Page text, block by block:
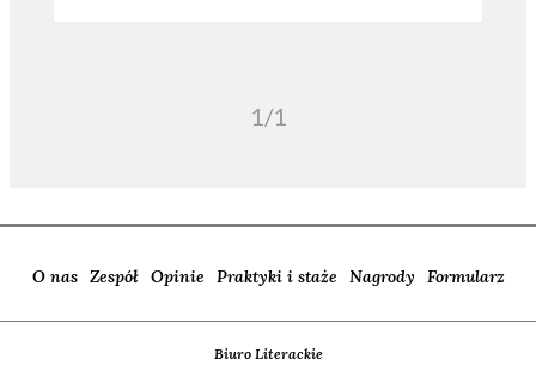
1/1
O nas Zespół Opinie Praktyki i staże Nagrody Formularz
Biuro Literackie